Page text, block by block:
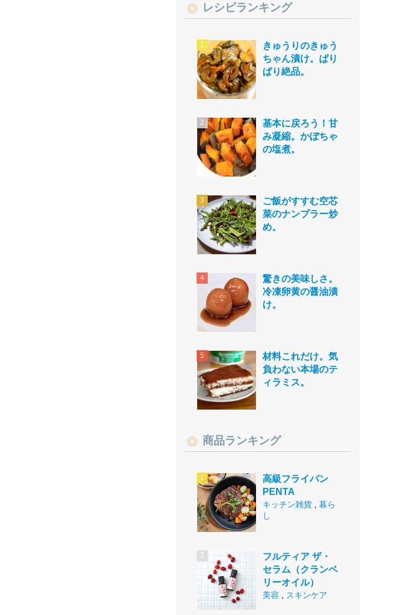
レシピランキング
きゅうりのきゅう
ちゃん漬け。ぱり
ぱり絶品。
基本に戻ろう！甘
み凝縮。かぼちゃ
の塩煮。
ご飯がすすむ空芯
菜のナンプラー炒
め。
驚きの美味しさ。
冷凍卵黄の醤油漬
け。
材料これだけ。気
負わない本場のテ
ィラミス。
商品ランキング
高級フライパン
PENTA
キッチン雑貨
暮ら
し
フルティア ザ・
セラム（クランベ
リーオイル）
美容 スキンケア